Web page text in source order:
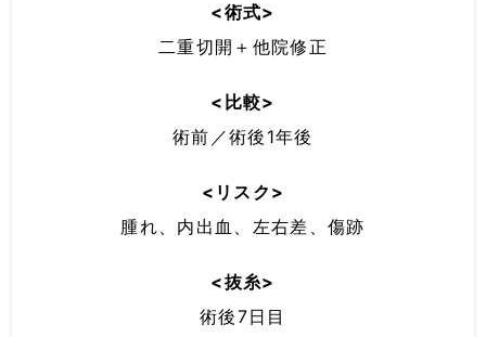
<術式>
二重切開＋他院修正
<比較>
術前／術後1年後
<リスク>
腫れ、内出血、左右差、傷跡
<抜糸>
術後7日目